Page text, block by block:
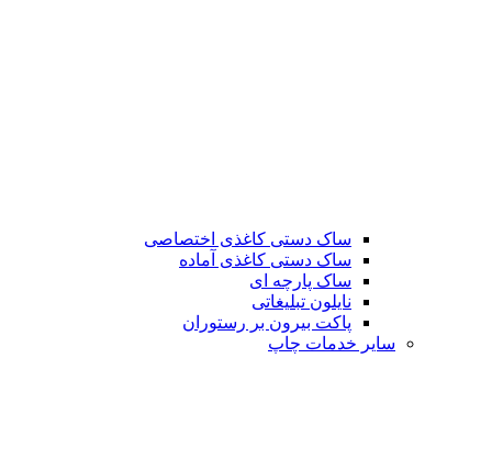
ساک دستی کاغذی اختصاصی
ساک دستی کاغذی آماده
ساک پارچه ای
نایلون تبلیغاتی
پاکت بیرون بر رستوران
سایر خدمات چاپ